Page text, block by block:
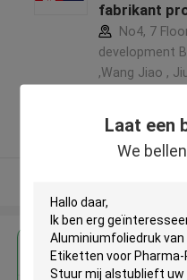
Laat een
We
fabrikant
No4, 7
development
,Wang Jiao ,
Krijg de